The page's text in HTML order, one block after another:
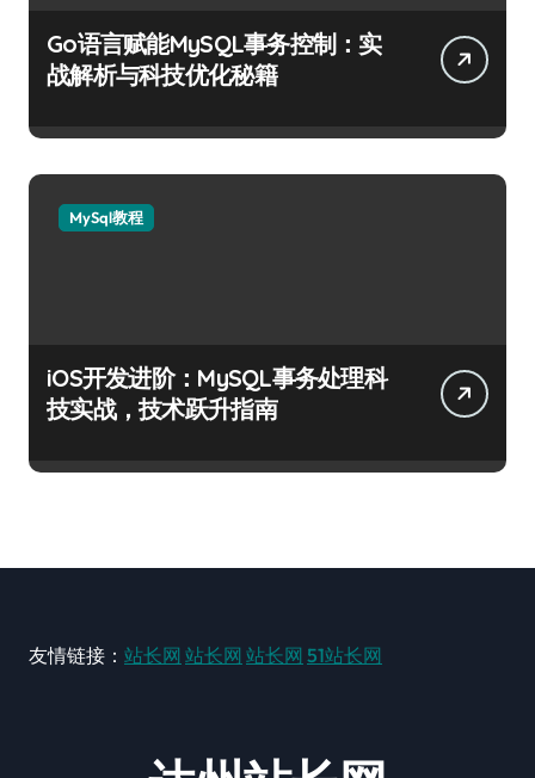
Go语言赋能MySQL事务控制：实
战解析与科技优化秘籍
MySql教程
iOS开发进阶：MySQL事务处理科
技实战，技术跃升指南
友情链接： 站长网 站长网 站长网 51站长网